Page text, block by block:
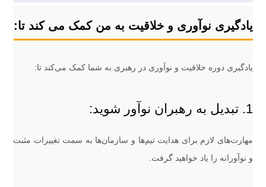
یادگیری نوآوری و خلاقیت به من کمک می کند تا:
یادگیری دوره خلاقیت و نوآوری در رهبری به شما کمک می‌کند تا:
1. تبدیل به رهبران نوآور شوید:
مهارت‌های لازم برای هدایت تیم‌ها و سازمان‌ها به سمت تغییرات مثبت
و نوآورانه را یاد خواهید گرفت.